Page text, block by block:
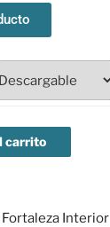
carrito
Interior